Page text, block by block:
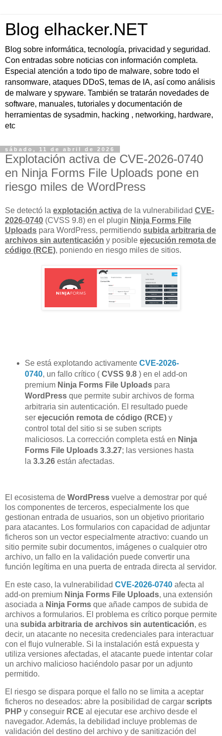
Blog elhacker.NET
Blog sobre informática, tecnología, privacidad y seguridad.
Con entradas sobre noticias con información completa.
Especial atención a todo tipo de malware, sobre todo el
ransomware, ataques DDoS, temas de IA, así como análisis
de malware y spyware. También se tratarán novedades de
software, manuales, tutoriales y documentación de
herramientas de sysadmin, hacking , networking, hardware,
etc
sábado, 11 de abril de 2026
Explotación activa de CVE-2026-0740
en Ninja Forms File Uploads pone en
riesgo miles de WordPress
Se detectó la explotación activa de la vulnerabilidad CVE-
2026-0740 (CVSS 9.8) en el plugin Ninja Forms File
Uploads para WordPress, permitiendo subida arbitraria de
archivos sin autenticación y posible ejecución remota de
código (RCE), poniendo en riesgo miles de sitios.
Se está explotando activamente CVE-2026-
0740, un fallo crítico ( CVSS 9.8) en el add-on
premium Ninja Forms File Uploadspara
WordPressque permite subir archivos de forma
arbitraria sin autenticación. El resultado puede
ser ejecución remota de código (RCE)y
control total del sitio si se suben scripts
maliciosos. La corrección completa está en Ninja
Forms File Uploads 3.3.27; las versiones hasta
la 3.3.26están afectadas.
El ecosistema de WordPress vuelve a demostrar por qué
los componentes de terceros, especialmente los que
gestionan entrada de usuarios, son un objetivo prioritario
para atacantes. Los formularios con capacidad de adjuntar
ficheros son un vector especialmente atractivo: cuando un
sitio permite subir documentos, imágenes o cualquier otro
archivo, un fallo en la validación puede convertir una
función legítima en una puerta de entrada directa al servidor.
En este caso, la vulnerabilidad CVE-2026-0740 afecta al
add-on premium Ninja Forms File Uploads, una extensión
asociada a Ninja Forms que añade campos de subida de
archivos a formularios. El problema es crítico porque permite
una subida arbitraria de archivos sin autenticación, es
decir, un atacante no necesita credenciales para interactuar
con el flujo vulnerable. Si la instalación está expuesta y
utiliza versiones afectadas, el atacante puede intentar colar
un archivo malicioso haciéndolo pasar por un adjunto
permitido.
El riesgo se dispara porque el fallo no se limita a aceptar
ficheros no deseados: abre la posibilidad de cargar scripts
PHP y conseguir RCE al ejecutar ese archivo desde el
navegador. Además, la debilidad incluye problemas de
validación del destino del archivo y de sanitización del